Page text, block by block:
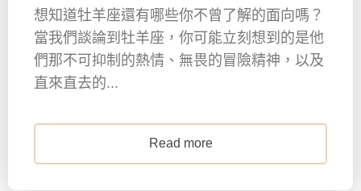
想知道牡羊座還有哪些你不曾了解的面向嗎？
當我們談論到牡羊座，你可能立刻想到的是他
們那不可抑制的熱情、無畏的冒險精神，以及
直來直去的...
Read more